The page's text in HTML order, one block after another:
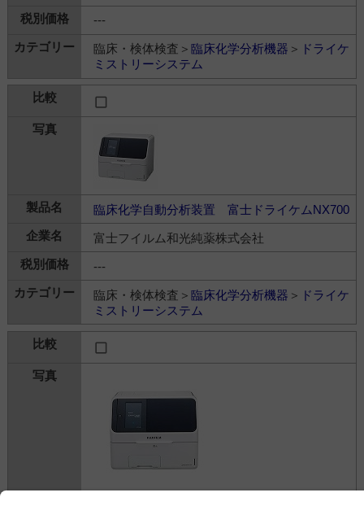
---
臨床・検体検査＞ 臨床化学分析機器 ＞ ドライケ
ミストリーシステム
臨床化学自動分析装置 富士ドライケムNX700
富士フイルム和光純薬株式会社
---
臨床・検体検査＞ 臨床化学分析機器 ＞ ドライケ
ミストリーシステム